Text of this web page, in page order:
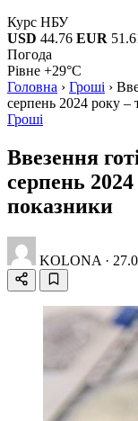
Курс НБУ
USD 44.76 EUR
Погода
Рівне +29°C
Головна › Гроші ›
серпень 2024 року –
Гроші
Ввезення
серпень 2024
показники
KOLONA ·